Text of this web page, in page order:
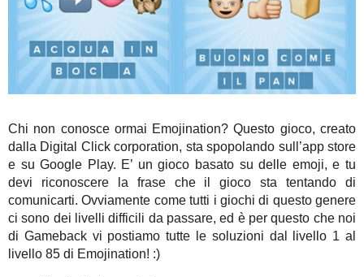
Chi non conosce ormai Emojination? Questo gioco, creato
dalla Digital Click corporation, sta spopolando sull’app store
e su Google Play. E’ un gioco basato su delle emoji, e tu
devi riconoscere la frase che il gioco sta tentando di
comunicarti. Ovviamente come tutti i giochi di questo genere
ci sono dei livelli difficili da passare, ed è per questo che noi
di Gameback vi postiamo tutte le soluzioni dal livello 1 al
livello 85 di Emojination! :)